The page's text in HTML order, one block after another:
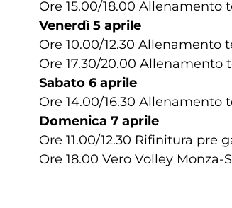
Ore 15.00/18.00 Allenamento
Venerdì 5 aprile
Ore 10.00/12.30 Allenamento
Ore 17.30/20.00 Allenamento
Sabato 6 aprile
Ore 14.00/16.30 Allenamento
Domenica 7 aprile
Ore 11.00/12.30 Rifinitura pre
Ore 18.00 Vero Volley